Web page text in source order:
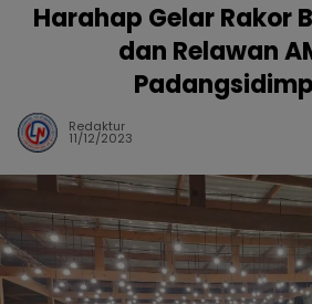
Harahap Gelar Rakor
dan Relawan
Redaktur
11/12/2023